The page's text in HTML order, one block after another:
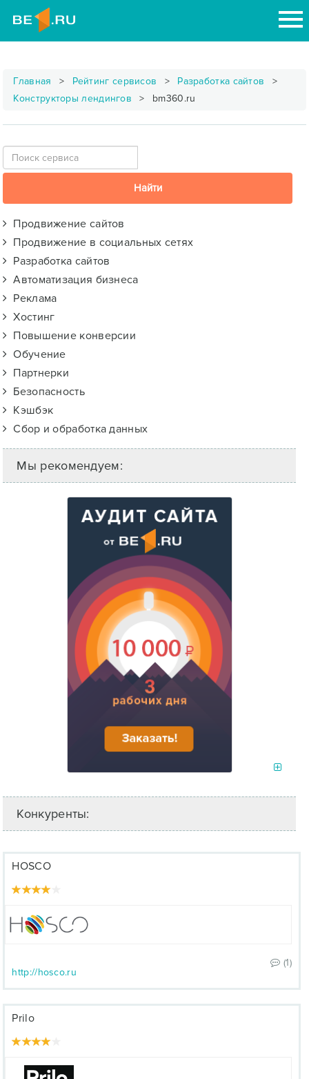
Главная Рейтинг сервисов
Разработка сайтов
Конструкторы лендингов
bm360.ru
Продвижение сайтов
Продвижение в социальных сетях
Разработка сайтов
Автоматизация бизнеса
Реклама
Хостинг
Повышение конверсии
Обучение
Партнерки
Безопасность
Кэшбэк
Сбор и обработка данных
Мы рекомендуем:
Конкуренты:
HOSCO
(1)
http://hosco.ru
Prilo